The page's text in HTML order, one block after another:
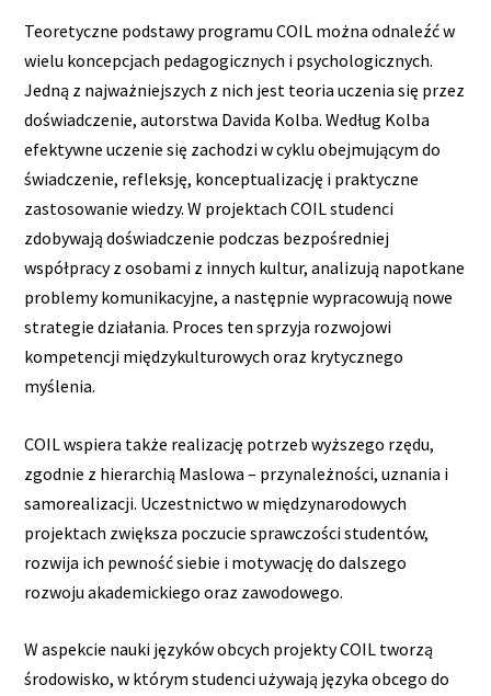
Teoretyczne podstawy programu COIL można odnaleźć w
wielu koncepcjach pedagogicznych i psychologicznych.
Jedną z najważniejszych z nich jest teoria uczenia się przez
doświadczenie, autorstwa Davida Kolba. Według Kolba
efektywne uczenie się zachodzi w cyklu obejmującym do
świadczenie, refleksję, konceptualizację i praktyczne
zastosowanie wiedzy. W projektach COIL studenci
zdobywają doświadczenie podczas bezpośredniej
współpracy z osobami z innych kultur, analizują napotkane
problemy komunikacyjne, a następnie wypracowują nowe
strategie działania. Proces ten sprzyja rozwojowi
kompetencji międzykulturowych oraz krytycznego
myślenia.
COIL wspiera także realizację potrzeb wyższego rzędu,
zgodnie z hierarchią Maslowa – przynależności, uznania i
samorealizacji. Uczestnictwo w międzynarodowych
projektach zwiększa poczucie sprawczości studentów,
rozwija ich pewność siebie i motywację do dalszego
rozwoju akademickiego oraz zawodowego.
W aspekcie nauki języków obcych projekty COIL tworzą
środowisko, w którym studenci używają języka obcego do